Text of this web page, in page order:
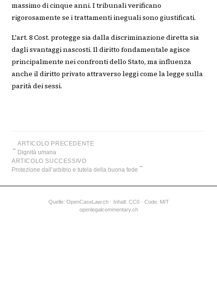
massimo di cinque anni. I tribunali verificano
rigorosamente se i trattamenti ineguali sono giustificati.
L'art. 8 Cost. protegge sia dalla discriminazione diretta sia
dagli svantaggi nascosti. Il diritto fondamentale agisce
principalmente nei confronti dello Stato, ma influenza
anche il diritto privato attraverso leggi come la legge sulla
parità dei sessi.
←
ARTICOLO PRECEDENTE
Dignità umana
ARTICOLO SUCCESSIVO
Protezione dall’arbitrio e tutela della buona fede
→
Quelle: OpenCaseLaw.ch· Inhalt: CC0 · Code: MIT
openlegalcommentary.ch